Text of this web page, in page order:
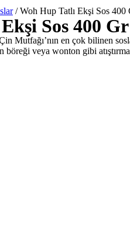
/ Woh Hup Tatlı Ekşi Sos 400
Sos 400 Gr
Mutfağı’nın en çok bilinen
böreği veya wonton gibi